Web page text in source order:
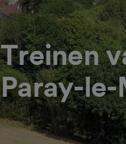
Treinen
Paray-le-